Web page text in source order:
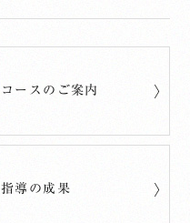
コースのご案内
指導の成果